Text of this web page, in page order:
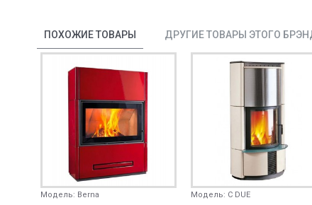
ПОХОЖИЕ ТОВАРЫ ДРУГИЕ ТОВАРЫ ЭТОГО
Модель: Berna Модель: C DUE